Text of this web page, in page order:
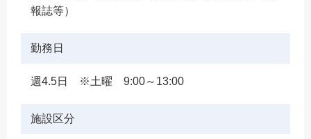
報誌等）
勤務日
週4.5日 ※土曜 9:00～13:00
施設区分